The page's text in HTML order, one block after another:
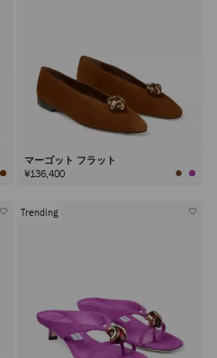
マーゴット フラット
¥136,400
Trending